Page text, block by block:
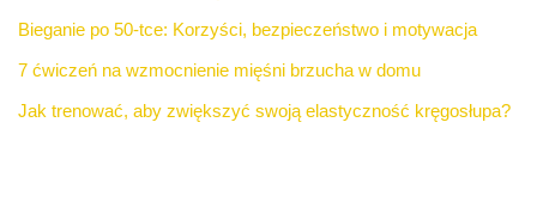
Bieganie po 50-tce: Korzyści, bezpieczeństwo i motywacja
7 ćwiczeń na wzmocnienie mięśni brzucha w domu
Jak trenować, aby zwiększyć swoją elastyczność kręgosłupa?